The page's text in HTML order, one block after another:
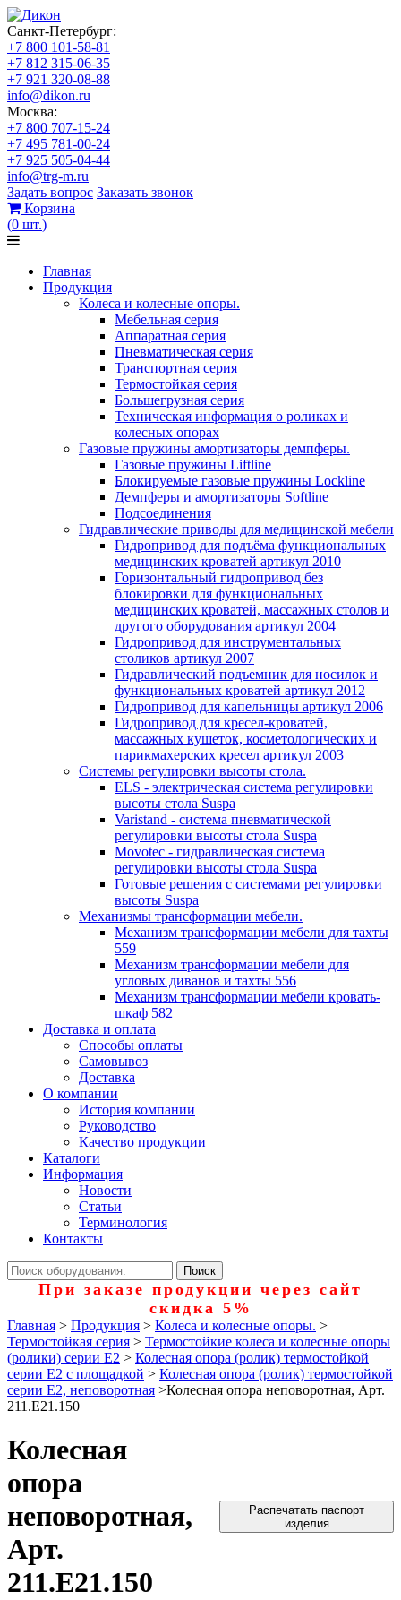
Санкт-Петербург:
+7 800 101-58-81
+7 812 315-06-35
+7 921 320-08-88
info@dikon.ru
Москва:
+7 800 707-15-24
+7 495 781-00-24
+7 925 505-04-44
info@trg-m.ru
Задать вопрос Заказать звонок
Корзина
(0 шт.)
Главная
Продукция
Колеса и колесные опоры.
Мебельная серия
Аппаратная серия
Пневматическая серия
Транспортная серия
Термостойкая серия
Большегрузная серия
Техническая информация о роликах и
колесных опорах
Газовые пружины амортизаторы демпферы.
Газовые пружины Liftline
Блокируемые газовые пружины Lockline
Демпферы и амортизаторы Softline
Подсоединения
Гидравлические приводы для медицинской мебели
Гидропривод для подъёма функциональных
медицинских кроватей артикул 2010
Горизонтальный гидропривод без
блокировки для функциональных
медицинских кроватей, массажных столов и
другого оборудования артикул 2004
Гидропривод для инструментальных
столиков артикул 2007
Гидравлический подъемник для носилок и
функциональных кроватей артикул 2012
Гидропривод для капельницы артикул 2006
Гидропривод для кресел-кроватей,
массажных кушеток, косметологических и
парикмахерских кресел артикул 2003
Системы регулировки высоты стола.
ELS - электрическая система регулировки
высоты стола Suspa
Varistand - система пневматической
регулировки высоты стола Suspa
Movotec - гидравлическая система
регулировки высоты стола Suspa
Готовые решения с системами регулировки
высоты Suspa
Механизмы трансформации мебели.
Механизм трансформации мебели для тахты
559
Механизм трансформации мебели для
угловых диванов и тахты 556
Механизм трансформации мебели кровать-
шкаф 582
Доставка и оплата
Способы оплаты
Самовывоз
Доставка
О компании
История компании
Руководство
Качество продукции
Каталоги
Информация
Новости
Статьи
Терминология
Контакты
При заказе продукции через сайт
скидка 5%
Главная > Продукция > Колеса и колесные опоры. >
Термостойкая серия > Термостойкие колеса и колесные опоры
(ролики) серии Е2 > Колесная опора (ролик) термостойкой
серии Е2 с площадкой > Колесная опора (ролик) термостойкой
серии E2, неповоротная >Колесная опора неповоротная, Арт.
211.E21.150
Колесная
опора
неповоротная,
Арт.
211.E21.150
Распечатать паспорт
изделия